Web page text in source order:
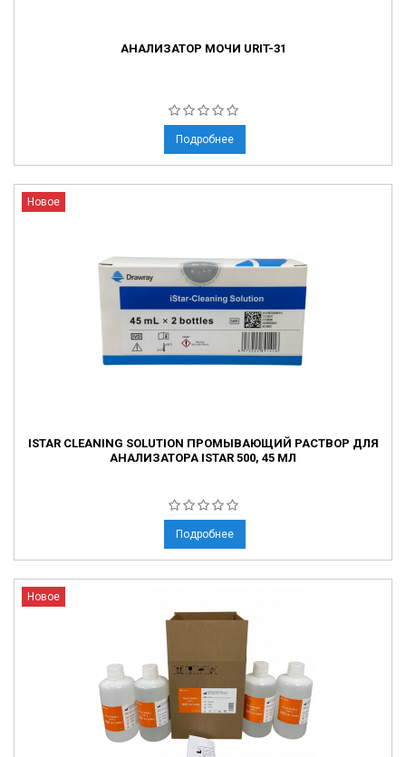
АНАЛИЗАТОР МОЧИ URIT-31
Подробнее
Новое
ISTAR CLEANING SOLUTION ПРОМЫВАЮЩИЙ РАСТВОР ДЛЯ
АНАЛИЗАТОРА ISTAR 500, 45 МЛ
Подробнее
Новое